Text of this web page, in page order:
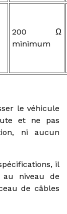
200 Ω
minimum
le véhicule
et ne pas
ni aucun
il
au niveau de
de câbles